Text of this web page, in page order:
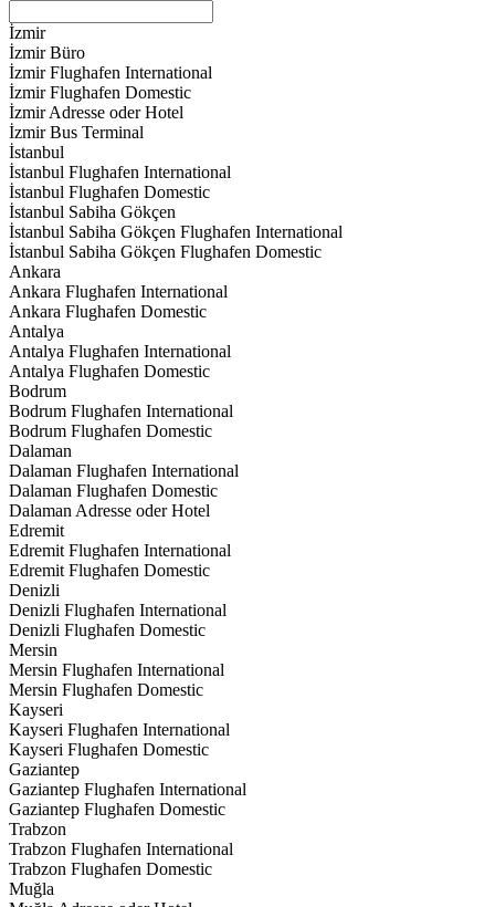
İzmir
İzmir Büro
İzmir Flughafen International
İzmir Flughafen Domestic
İzmir Adresse oder Hotel
İzmir Bus Terminal
İstanbul
İstanbul Flughafen International
İstanbul Flughafen Domestic
İstanbul Sabiha Gökçen
İstanbul Sabiha Gökçen Flughafen International
İstanbul Sabiha Gökçen Flughafen Domestic
Ankara
Ankara Flughafen International
Ankara Flughafen Domestic
Antalya
Antalya Flughafen International
Antalya Flughafen Domestic
Bodrum
Bodrum Flughafen International
Bodrum Flughafen Domestic
Dalaman
Dalaman Flughafen International
Dalaman Flughafen Domestic
Dalaman Adresse oder Hotel
Edremit
Edremit Flughafen International
Edremit Flughafen Domestic
Denizli
Denizli Flughafen International
Denizli Flughafen Domestic
Mersin
Mersin Flughafen International
Mersin Flughafen Domestic
Kayseri
Kayseri Flughafen International
Kayseri Flughafen Domestic
Gaziantep
Gaziantep Flughafen International
Gaziantep Flughafen Domestic
Trabzon
Trabzon Flughafen International
Trabzon Flughafen Domestic
Muğla